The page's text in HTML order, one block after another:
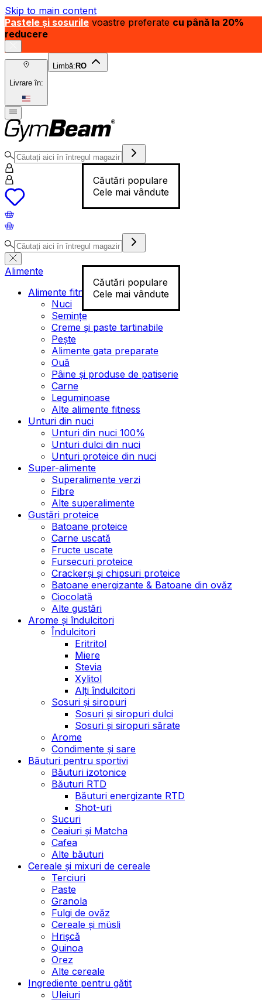
Skip to main content
Pastele și sosurile voastre preferate cu până la 20%
reducere
Livrare în:
Limbă: RO
Căutări populare
Cele mai vândute
Căutări populare
Cele mai vândute
Alimente
Alimente fitness
Nuci
Semințe
Creme și paste tartinabile
Pește
Alimente gata preparate
Ouă
Pâine și produse de patiserie
Carne
Leguminoase
Alte alimente fitness
Unturi din nuci
Unturi din nuci 100%
Unturi dulci din nuci
Unturi proteice din nuci
Super-alimente
Superalimente verzi
Fibre
Alte superalimente
Gustări proteice
Batoane proteice
Carne uscată
Fructe uscate
Fursecuri proteice
Crackerși și chipsuri proteice
Batoane energizante & Batoane din ovăz
Ciocolată
Alte gustări
Arome și îndulcitori
Îndulcitori
Eritritol
Miere
Stevia
Xylitol
Alți îndulcitori
Sosuri și siropuri
Sosuri și siropuri dulci
Sosuri și siropuri sărate
Arome
Condimente și sare
Băuturi pentru sportivi
Băuturi izotonice
Băuturi RTD
Băuturi energizante RTD
Shot-uri
Sucuri
Ceaiuri și Matcha
Cafea
Alte băuturi
Cereale și mixuri de cereale
Terciuri
Paste
Granola
Fulgi de ovăz
Cereale și müsli
Hrișcă
Quinoa
Orez
Alte cereale
Ingrediente pentru gătit
Uleiuri